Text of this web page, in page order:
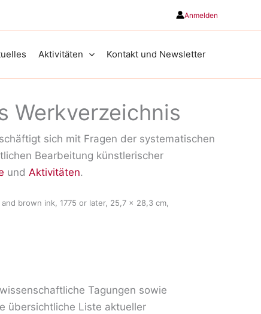
Anmelden
Aktivitäten Kontakt und Newsletter
Werkverzeichnis
sich mit Fragen der systematischen
Bearbeitung künstlerischer
undAktivitäten.
and brown ink, 1775 or later, 25,7 x 28,3 cm,
Tagungen sowie
übersichtliche Liste aktueller